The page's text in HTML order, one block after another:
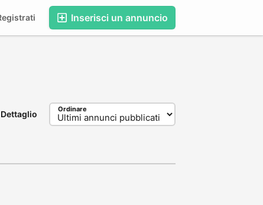
Inserisci un annuncio
Dettaglio Ordinare